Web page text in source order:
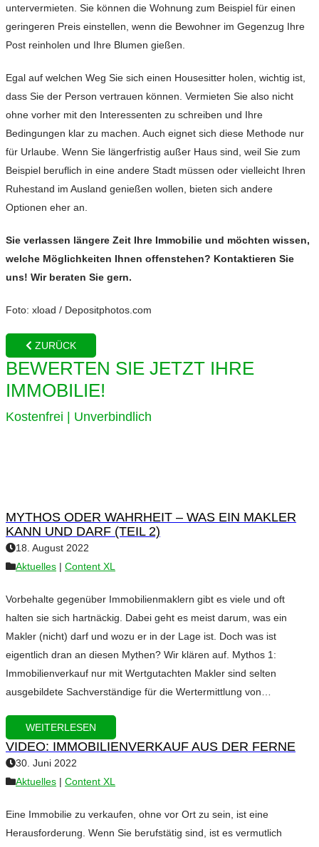
untervermieten. Sie können die Wohnung zum Beispiel für einen
geringeren Preis einstellen, wenn die Bewohner im Gegenzug Ihre
Post reinholen und Ihre Blumen gießen.
Egal auf welchen Weg Sie sich einen Housesitter holen, wichtig ist,
dass Sie der Person vertrauen können. Vermieten Sie also nicht
ohne vorher mit den Interessenten zu schreiben und Ihre
Bedingungen klar zu machen. Auch eignet sich diese Methode nur
für Urlaube. Wenn Sie längerfristig außer Haus sind, weil Sie zum
Beispiel beruflich in eine andere Stadt müssen oder vielleicht Ihren
Ruhestand im Ausland genießen wollen, bieten sich andere
Optionen eher an.
Sie verlassen längere Zeit Ihre Immobilie und möchten wissen,
welche Möglichkeiten Ihnen offenstehen? Kontaktieren Sie
uns! Wir beraten Sie gern.
Foto: xload / Depositphotos.com
ZURÜCK
BEWERTEN SIE JETZT IHRE
IMMOBILIE!
Kostenfrei | Unverbindlich
MYTHOS ODER WAHRHEIT – WAS EIN MAKLER
KANN UND DARF (TEIL 2)
18. August 2022
Aktuelles | Content XL
Vorbehalte gegenüber Immobilienmaklern gibt es viele und oft
halten sie sich hartnäckig. Dabei geht es meist darum, was ein
Makler (nicht) darf und wozu er in der Lage ist. Doch was ist
eigentlich dran an diesen Mythen? Wir klären auf. Mythos 1:
Immobilienverkauf nur mit Wertgutachten Makler sind selten
ausgebildete Sachverständige für die Wertermittlung von…
WEITERLESEN
VIDEO: IMMOBILIENVERKAUF AUS DER FERNE
30. Juni 2022
Aktuelles | Content XL
Eine Immobilie zu verkaufen, ohne vor Ort zu sein, ist eine
Herausforderung. Wenn Sie berufstätig sind, ist es vermutlich